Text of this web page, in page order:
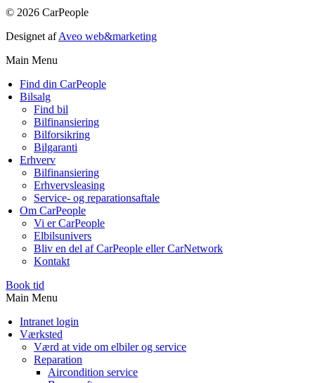
© 2026 CarPeople
Designet afAveo web&marketing
Main Menu
Find din CarPeople
Bilsalg
Find bil
Bilfinansiering
Bilforsikring
Bilgaranti
Erhverv
Bilfinansiering
Erhvervsleasing
Service- og reparationsaftale
Om CarPeople
Vi er CarPeople
Elbilsunivers
Bliv en del af CarPeople eller CarNetwork
Kontakt
Book tid
Main Menu
Intranet login
Værksted
Værd at vide om elbiler og service
Reparation
Aircondition service